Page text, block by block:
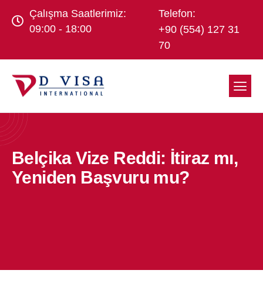
Çalışma Saatlerimiz:
09:00 - 18:00
Telefon:
+90 (554) 127 31
70
Belçika Vize Reddi: İtiraz mı,
Yeniden Başvuru mu?